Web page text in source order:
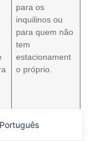
para os
inquilinos ou
para quem não
tem
estacionament
o próprio.
Português
Русский
Français
Türkçe